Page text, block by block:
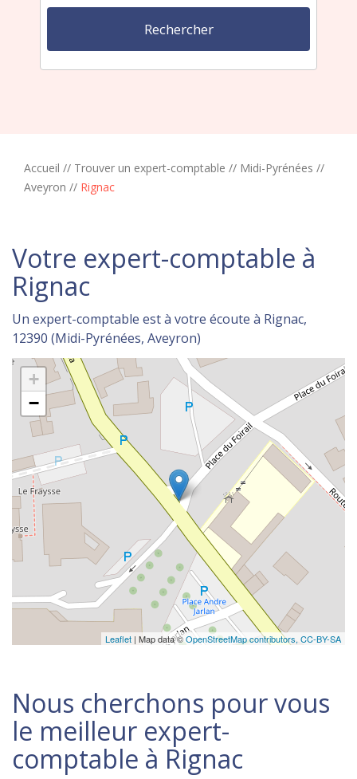
Accueil // Trouver un expert-comptable // Midi-Pyrénées //
Aveyron // Rignac
Votre expert-comptable à
Rignac
Un expert-comptable est à votre écoute à Rignac,
12390 (Midi-Pyrénées, Aveyron)
+
−
Leaflet | Map data ©OpenStreetMap contributors, CC-BY-SA
Nous cherchons pour vous
le meilleur expert-
comptable à Rignac